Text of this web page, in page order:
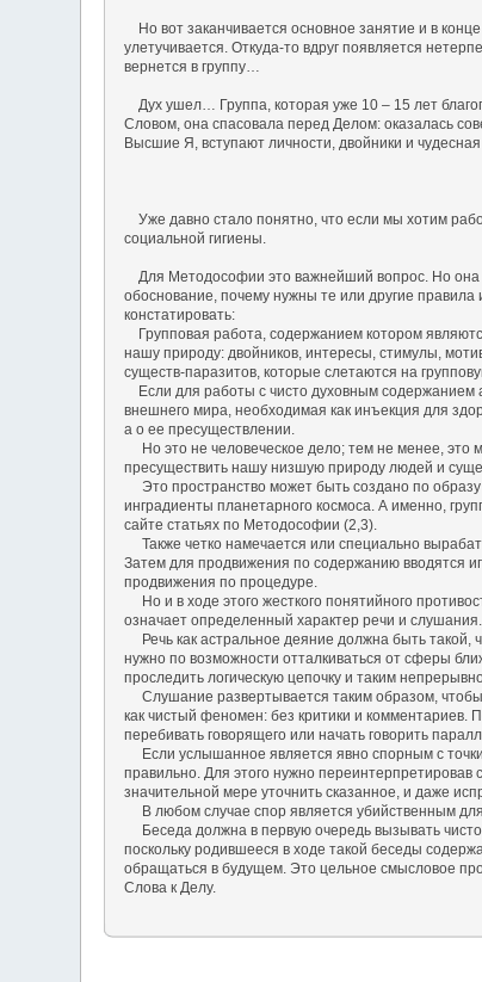
Но вот заканчивается основное занятие и в
улетучивается. Откуда-то вдруг появляется
вернется в группу…
Дух ушел… Группа, которая уже 10 – 15 лет
Словом, она спасовала перед Делом: оказалась
Высшие Я, вступают личности, двойники и
* *
Уже давно стало понятно, что если мы хотим
социальной гигиены.
Для Методософии это важнейший вопрос. Но она
обоснование, почему нужны те или другие
констатировать:
Групповая работа, содержанием котором
нашу природу: двойников, интересы, стимулы,
существ-паразитов, которые слетаются на
Если для работы с чисто духовным содержанием
внешнего мира, необходимая как инъекция для
а о ее пресуществлении.
Но это не человеческое дело; тем не менее, это
пресуществить нашу низшую природу людей и
Это пространство может быть создано по образу
инградиенты планетарного космоса. А именно,
сайте статьях по Методософии (2,3).
Также четко намечается или специально
Затем для продвижения по содержанию вводятся
продвижения по процедуре.
Но и в ходе этого жесткого понятийного
означает определенный характер речи и слушания.
Речь как астральное деяние должна быть такой,
нужно по возможности отталкиваться от сферы
проследить логическую цепочку и таким
Слушание развертывается таким образом, чтобы
как чистый феномен: без критики и комментариев.
перебивать говорящего или начать говорить
Если услышанное является явно спорным с
правильно. Для этого нужно переинтерпретировав
значительной мере уточнить сказанное, и даже
В любом случае спор является убийственным
Беседа должна в первую очередь вызывать чисто
поскольку родившееся в ходе такой беседы
обращаться в будущем. Это цельное смысловое
Слова к Делу.